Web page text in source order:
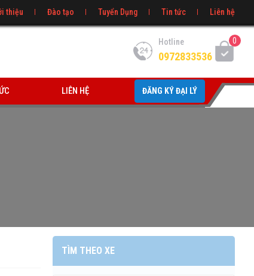
thiệu Đào tạo Tuyển Dụng Tin tức Liên hệ
Hotline
0972833536
0
LIÊN HỆ ĐĂNG KÝ ĐẠI LÝ
TÌM THEO XE